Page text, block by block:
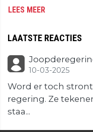
LEES MEER
LAATSTE REACTIES
10-03-2025
Word er toch stront
regering. Ze
staa...